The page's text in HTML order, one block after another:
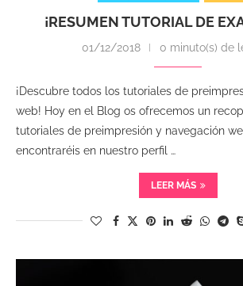
¡RESUMEN TUTORIAL DE
01/12/2018 0 minuto(s) de
¡Descubre todos los tutoriales de
web! Hoy en el Blog os ofrecemos un
tutoriales de preimpresión y navegación
encontraréis en nuestro perfil …
LEER MÁS